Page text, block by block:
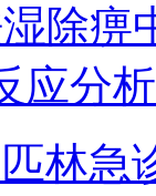
除痹
应分
林急